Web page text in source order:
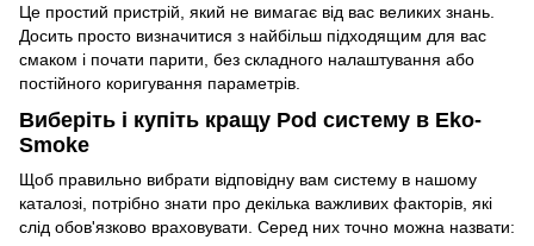
Це простий пристрій, який не вимагає від вас великих знань.
Досить просто визначитися з найбільш підходящим для вас
смаком і почати парити, без складного налаштування або
постійного коригування параметрів.
Виберіть і купіть кращу Pod систему в Eko-
Smoke
Щоб правильно вибрати відповідну вам систему в нашому
каталозі, потрібно знати про декілька важливих факторів, які
слід обов'язково враховувати. Серед них точно можна назвати: